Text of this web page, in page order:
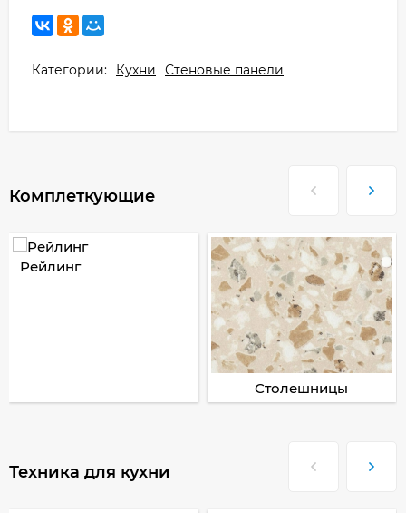
Категории: Кухни Стеновые панели
Комплеткующие
Рейлинг
Столешницы
Техника для кухни